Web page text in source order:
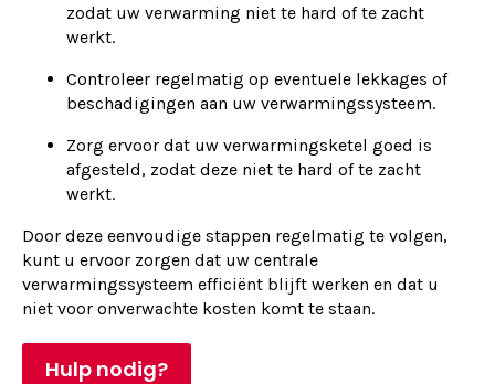
zodat uw verwarming niet te hard of te zacht
werkt.
Controleer regelmatig op eventuele lekkages of
beschadigingen aan uw verwarmingssysteem.
Zorg ervoor dat uw verwarmingsketel goed is
afgesteld, zodat deze niet te hard of te zacht
werkt.
Door deze eenvoudige stappen regelmatig te volgen,
kunt u ervoor zorgen dat uw centrale
verwarmingssysteem efficiënt blijft werken en dat u
niet voor onverwachte kosten komt te staan.
Hulp nodig?